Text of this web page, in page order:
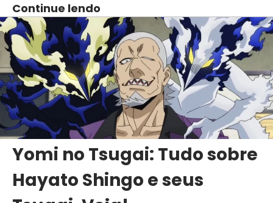
Continue lendo
Yomi no Tsugai: Tudo sobre
Hayato Shingo e seus